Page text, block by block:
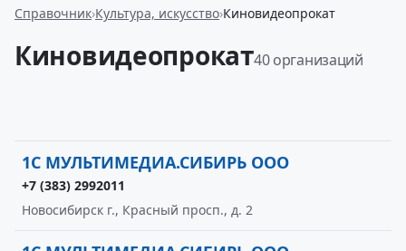
Справочник Культура, искусство Киновидеопрокат
Киновидеопрокат40 организаций
1С МУЛЬТИМЕДИА.СИБИРЬ ООО
+7 (383) 2992011
Новосибирск г., Красный просп., д. 2